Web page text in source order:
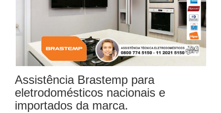
Assistência Brastemp para
eletrodomésticos nacionais e
importados da marca.